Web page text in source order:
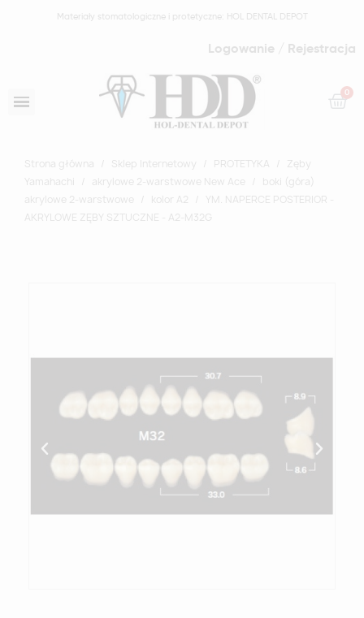
Materiały stomatologiczne i protetyczne: HOL DENTAL DEPOT
Logowanie / Rejestracja
Strona główna Sklep Internetowy PROTETYKA
Zęby
Yamahachi
akrylowe 2-warstwowe New Ace
boki (góra)
akrylowe 2-warstwowe
kolor A2
YM. NAPERCE POSTERIOR -
AKRYLOWE ZĘBY SZTUCZNE - A2-M32G